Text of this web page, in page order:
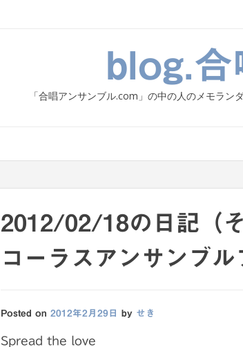
blog.
「合唱アンサンブル.com」の中の人のメモラン
2012/02/18の日記（
コーラスアンサンブ
Posted on 2012年2月29日 by せき
Spread the love